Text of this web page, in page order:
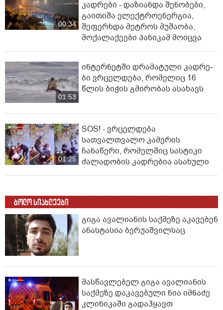
00:34
კადრები - დაზიანდა შენობები,
გაითიშა ელექტროენერგია,
შეფერხდა მეტროს მუშაობა,
მოქალაქეები პანიკამ მოიცვა
01:53
ინ­ტერ­ნეტ­ში დრა­მა­ტუ­ლი კად­რე­
ბი ვრცელდება, რომელიც 16
წლის ბიჭის გმირობას ასახავს
01:25
SOS! - ვრცელდება
სათვალთვალო კამერის
ჩანაწერი, რომელშიც სასტიკი
ძალადობის კადრებია ასახული
ბოლო სიახლეები
გიგა ავალიანის საქმეზე აკავებენ
ანასტასია ბერუაშვილსაც
მასწავლებელ გიგა ავალიანის
საქმეზე დაკავებული ნია იმნაძე
კლინიკაში გადაჰყავთ